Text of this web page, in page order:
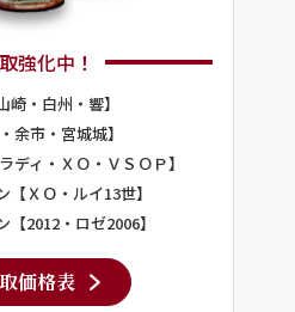
強化中！
崎・白州・響】
余市・宮城城】
ディ・ＸＯ・ＶＳＯＰ】
【ＸＯ・ルイ13世】
【2012・ロゼ2006】
価格表